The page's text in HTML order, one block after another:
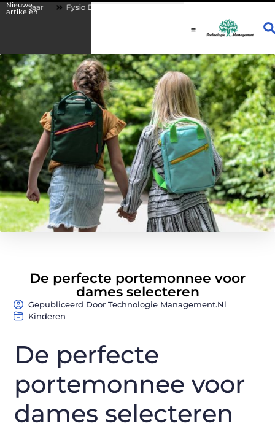
Nieuwe
artikelenFysio Drachten: persoonlijke begeleiding bij lichamelijke klachten
De perfecte portemonnee voor
dames selecteren
Gepubliceerd Door Technologie Management.nl
Kinderen
De perfecte
portemonnee voor
dames selecteren